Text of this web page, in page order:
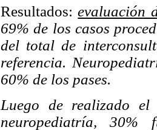
Resultados: evaluación
69% de los casos
del total de
referencia.
60% de los pases.
Luego de realizado
neuropediatría, 30%